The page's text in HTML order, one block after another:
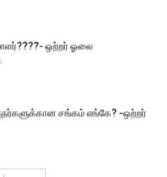
ஒற்றர் ஓலை
சங்கம் எங்கே? -ஒற்றர்